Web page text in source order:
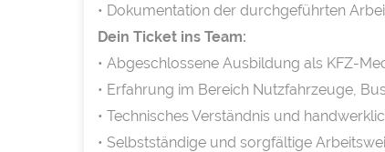
• Dokumentation der durchgeführten
Dein Ticket ins Team:
• Abgeschlossene Ausbildung als KFZ-
• Erfahrung im Bereich Nutzfahrzeuge,
• Technisches Verständnis und
• Selbstständige und sorgfältige